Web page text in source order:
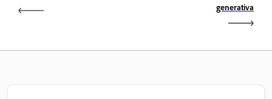
generativa